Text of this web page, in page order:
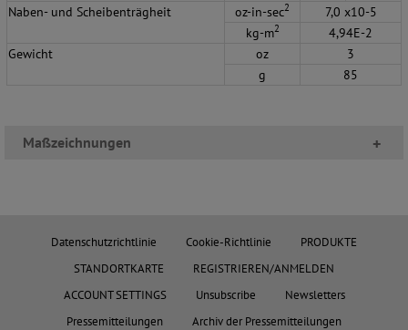
Naben- und Scheibenträgheit
oz-in-sec2
7,0 x10-5
kg-m2
4,94E-2
Gewicht
oz
3
g
85
Maßzeichnungen +
Datenschutzrichtlinie Cookie-Richtlinie
PRODUKTE
STANDORTKARTE
REGISTRIEREN/ANMELDEN
ACCOUNT SETTINGS
Unsubscribe
Newsletters
Pressemitteilungen
Archiv der Pressemitteilungen